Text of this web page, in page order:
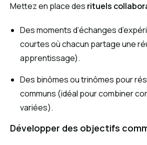
Mettez en place des rituels
Des moments d’échanges
courtes où chacun partage une
apprentissage).
Des binômes ou trinômes pour
communs (idéal pour combiner
variées).
Développer des objectifs